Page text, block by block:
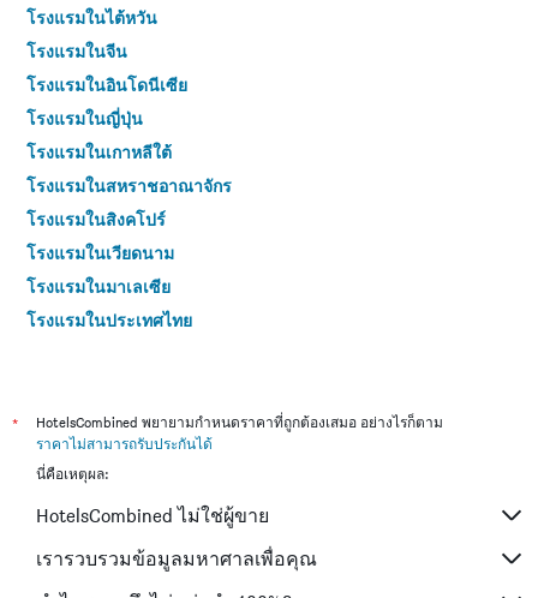
โรงแรมในไต้หวัน
โรงแรมในจีน
โรงแรมในอินโดนีเซีย
โรงแรมในญี่ปุ่น
โรงแรมในเกาหลีใต้
โรงแรมในสหราชอาณาจักร
โรงแรมในสิงคโปร์
โรงแรมในเวียดนาม
โรงแรมในมาเลเซีย
โรงแรมในประเทศไทย
*
HotelsCombined พยายามกำหนดราคาที่ถูกต้องเสมอ อย่างไรก็ตาม
ราคาไม่สามารถรับประกันได้
นี่คือเหตุผล:
HotelsCombined ไม่ใช่ผู้ขาย
เรารวบรวมข้อมูลมหาศาลเพื่อคุณ